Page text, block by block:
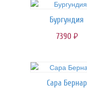
Бургундия
7390 руб.
Сара Бернар